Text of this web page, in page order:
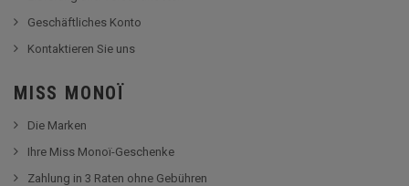
Geschäftliches Konto
Kontaktieren Sie uns
MISS MONOÏ
Die Marken
Ihre Miss Monoï-Geschenke
Zahlung in 3 Raten ohne Gebühren